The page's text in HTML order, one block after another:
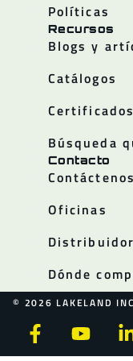
Políticas
Recursos
Blogs y
Catálogos
Búsqueda
Contacto
Contáctenos
Oficinas
Dónde
© 2026 LAKELAND